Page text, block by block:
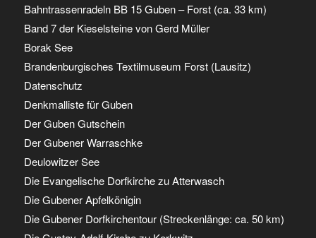
Bahntrassenradeln BB 15 Guben – Forst (ca. 33 km)
Band 7 der Kieselsteine von Gerd Müller
Borak See
Brandenburgisches Textilmuseum Forst (Lausitz)
Datenschutz
Denkmalliste für Guben
Der Guben Gutschein
Der Gubener Warraschke
Deulowitzer See
Die Evangelische Dorfkirche zu Atterwasch
Die Gubener Apfelkönigin
Die Gubener Dorfkirchentour (Streckenlänge: ca. 50 km)